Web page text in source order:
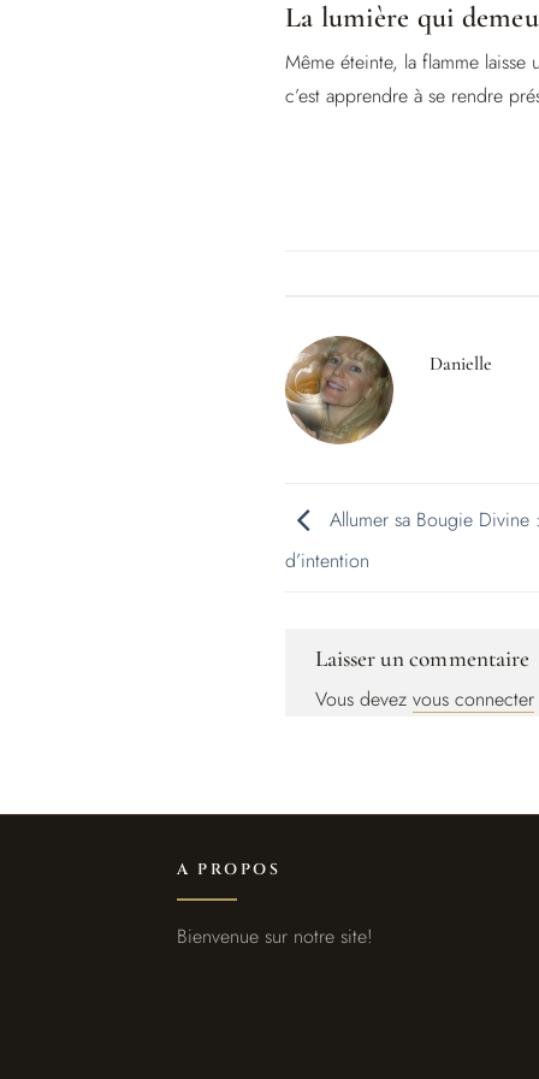
La lumière qui
Même éteinte, la flamme
c’est apprendre à se rendre
Danielle
Allumer sa Bougie
d’intention
Laisser un commentaire
Vous devez vous connecter
A PROPOS
Bienvenue sur notre site!